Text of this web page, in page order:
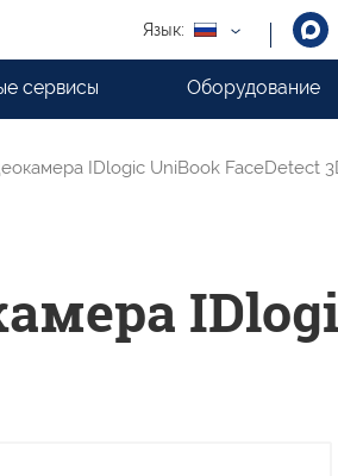
Язык:
сервисы Оборудование
IDlogic UniBook FaceDetect